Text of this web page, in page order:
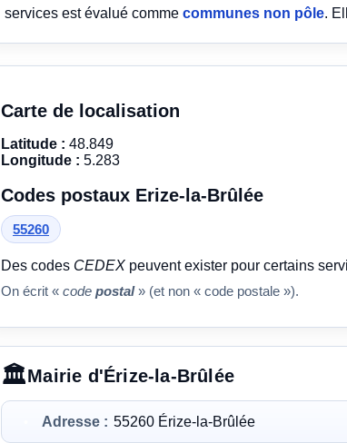
services est évalué comme communes non pôle.
Carte de localisation
Latitude : 48.849
Longitude : 5.283
Codes postaux Erize-la-Brûlée
55260
Des codes CEDEX peuvent exister pour certains
On écrit « code postal» (et non « code postale »).
Mairie d'Érize-la-Brûlée
Adresse : 55260 Érize-la-Brûlée